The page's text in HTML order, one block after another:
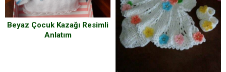
Beyaz Çocuk Kazağı Resimli
Anlatım